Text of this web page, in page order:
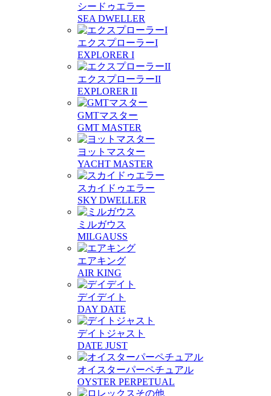
シードゥエラー
SEA DWELLER
エクスプローラーI
EXPLORER I
エクスプローラーII
EXPLORER II
GMTマスター
GMT MASTER
ヨットマスター
YACHT MASTER
スカイドゥエラー
SKY DWELLER
ミルガウス
MILGAUSS
エアキング
AIR KING
デイデイト
DAY DATE
デイトジャスト
DATE JUST
オイスターパーペチュアル
OYSTER PERPETUAL